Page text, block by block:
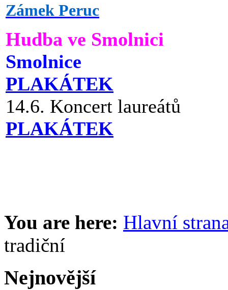
Zámek Peruc
Hudba ve Smolnici
Smolnice
PLAKÁTEK
14.6. Koncert laureátů
PLAKÁTEK
You are here: Hlavní
tradiční
Nejnovější